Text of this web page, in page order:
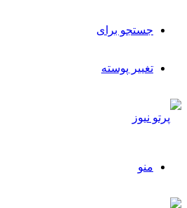
جستجو برای
تغییر پوسته
منو